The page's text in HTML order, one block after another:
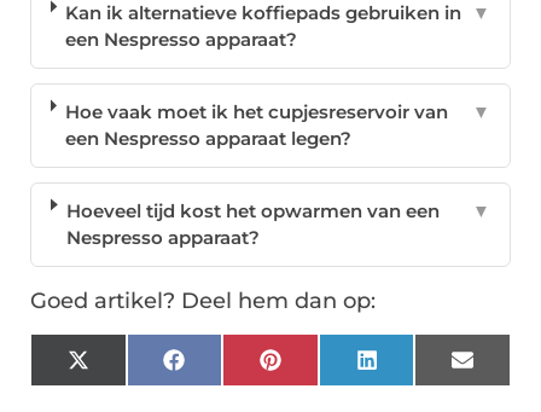
Kan ik alternatieve koffiepads gebruiken in
een Nespresso apparaat?
▼
Hoe vaak moet ik het cupjesreservoir van
een Nespresso apparaat legen?
▼
Hoeveel tijd kost het opwarmen van een
Nespresso apparaat?
▼
Goed artikel? Deel hem dan op:
X
(Twitter)
FacebookPinterest LinkedIn Email